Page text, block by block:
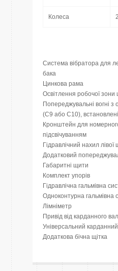
Колеса
Система вібратора для
бака
Цинкова рама
Освітлення робочої зони
Попереджувальні вогні з
(C9 або C10),
Кронштейн для
підсвічуванням
Гідравлічний нахил лівої
Додатковий
Габаритні щити
Комплект упорів
Гідравлічна гальмівна
Одноконтурна гальмівна
Лімніметр
Привід від карданного
Універсальний
Додаткова бічна щітка